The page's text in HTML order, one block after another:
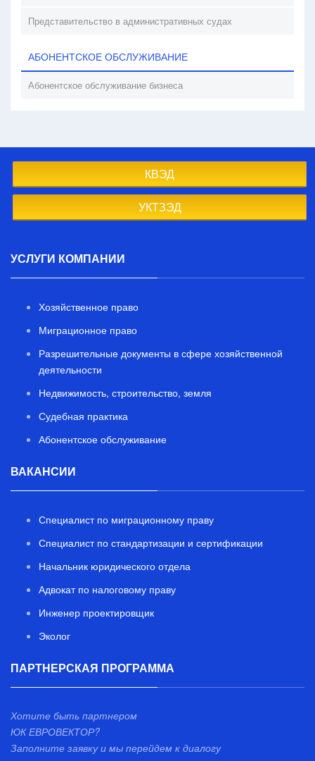
Представительство в административных судах
АБОНЕНТСКОЕ ОБСЛУЖИВАНИЕ
Абонентское обслуживание бизнеса
КВЭД
УКТЗЭД
УСЛУГИ КОМПАНИИ
Хозяйственное право
Миграционное право
Разрешительные документы в сфере хозяйственной
деятельности
Недвижимость, строительство, земля
Судебная практика
Абонентское обслуживание
ВАКАНСИИ
Специалист по миграционному праву
Специалист по стандартизации и сертификации
Начальник юридического отдела
Адвокат по налоговому праву
Инженер проектировщик
Эколог
ПАРТНЕРСКАЯ ПРОГРАММА
Хотите быть партнером
ЮК ЕВРОВЕКТОР?
Заполните заявку и мы перейдем к диалогу